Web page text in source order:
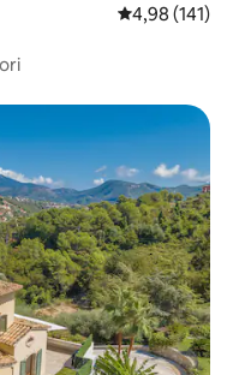
Prosečna
4,98 (141)